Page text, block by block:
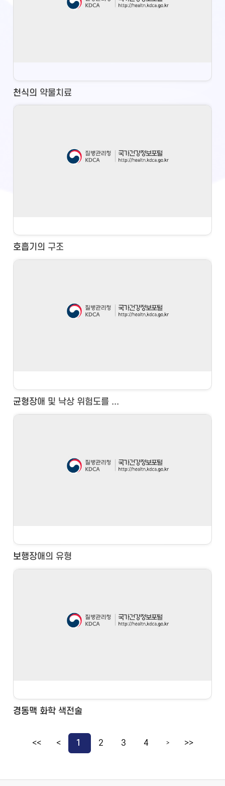
천식의 약물치료
호흡기의 구조
균형장애 및 낙상 위험도를 ...
보행장애의 유형
경동맥 화학 색전술
<< < 1 2 3 4 > >>